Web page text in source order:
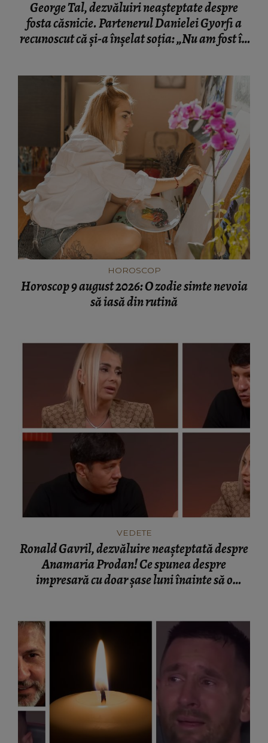
George Tal, dezvăluiri neașteptate despre
fosta căsnicie. Partenerul Danielei Gyorfi a
recunoscut că și-a înșelat soția: „Nu am fost în
HOROSCOP
Horoscop 9 august 2026: O zodie simte nevoia
să iasă din rutină
VEDETE
Ronald Gavril, dezvăluire neașteptată despre
Anamaria Prodan! Ce spunea despre
impresară cu doar șase luni înainte să o